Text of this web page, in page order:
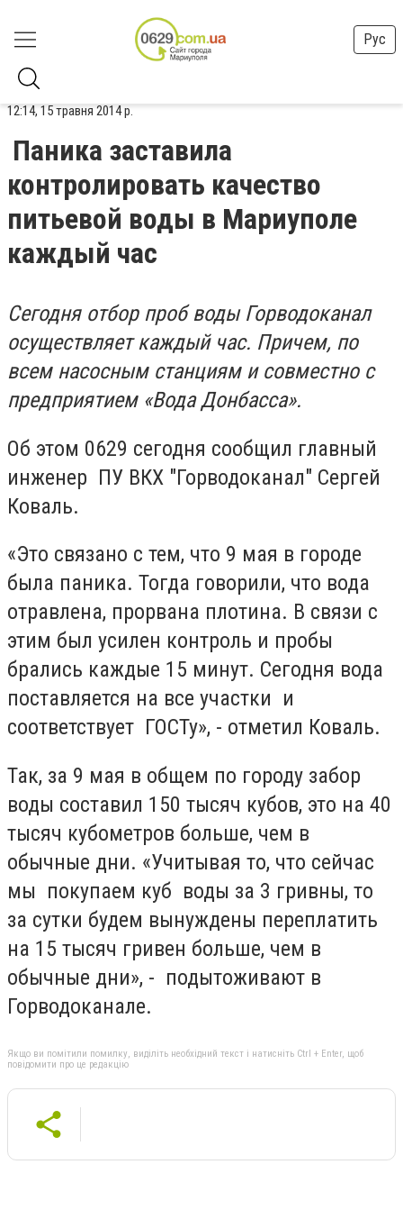
Рус
12:14, 15 травня 2014 р.
Паника заставила
контролировать качество
питьевой воды в Мариуполе
каждый час
Сегодня отбор проб воды Горводоканал
осуществляет каждый час. Причем, по
всем насосным станциям и совместно с
предприятием «Вода Донбасса».
Об этом 0629 сегодня сообщил главный
инженер ПУ ВКХ "Горводоканал" Сергей
Коваль.
«Это связано с тем, что 9 мая в городе
была паника. Тогда говорили, что вода
отравлена, прорвана плотина. В связи с
этим был усилен контроль и пробы
брались каждые 15 минут. Сегодня вода
поставляется на все участки и
соответствует ГОСТу», - отметил Коваль.
Так, за 9 мая в общем по городу забор
воды составил 150 тысяч кубов, это на 40
тысяч кубометров больше, чем в
обычные дни. «Учитывая то, что сейчас
мы покупаем куб воды за 3 гривны, то
за сутки будем вынуждены переплатить
на 15 тысяч гривен больше, чем в
обычные дни», - подытоживают в
Горводоканале.
Якщо ви помітили помилку, виділіть необхідний текст і натисніть Ctrl + Enter, щоб
повідомити про це редакцію